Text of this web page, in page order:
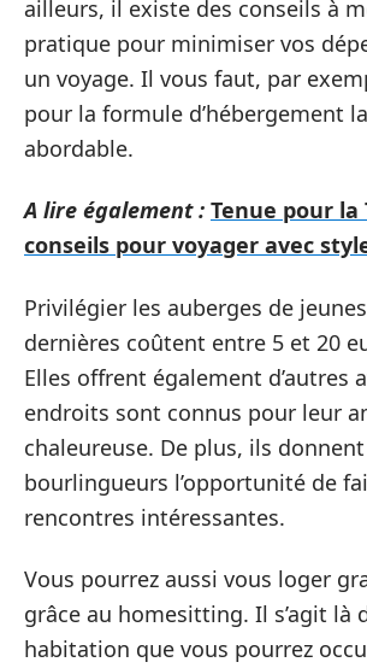
ailleurs, il existe des conseils à
pratique pour minimiser vos
un voyage. Il vous faut, par
pour la formule d’hébergement
abordable.
A lire également : Tenue pour la
conseils pour voyager avec
Privilégier les auberges de
dernières coûtent entre 5 et 20
Elles offrent également d’autres
endroits sont connus pour leur
chaleureuse. De plus, ils
bourlingueurs l’opportunité de
rencontres intéressantes.
Vous pourrez aussi vous loger
grâce au homesitting. Il s’agit là
habitation que vous pourrez